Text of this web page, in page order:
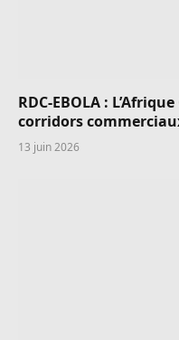
RDC-EBOLA :
corridors
13 juin 2026